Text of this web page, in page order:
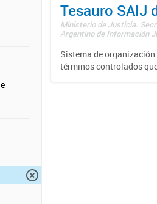
Tesauro SAIJ
Ministerio de Justicia.
Argentino de Información
Sistema de
términos controlados